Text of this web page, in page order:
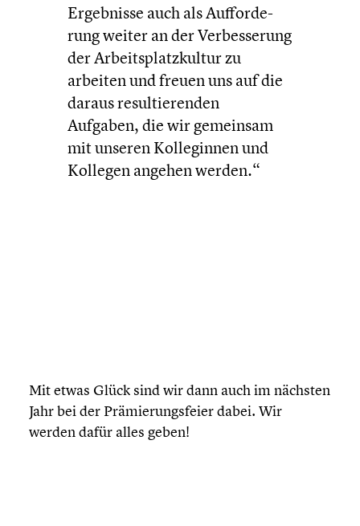
Ergeb­nisse auch als Auffor­de­
rung weiter an der Verbes­se­rung
der Arbeits­platz­kul­tur zu
arbeiten und freuen uns auf die
daraus resul­tie­ren­den
Aufgaben, die wir gemeinsam
mit unseren Kolle­gin­nen und
Kollegen angehen werden.“
Mit etwas Glück sind wir dann auch im nächsten
Jahr bei der Prämie­rungs­feier dabei. Wir
werden dafür alles geben!